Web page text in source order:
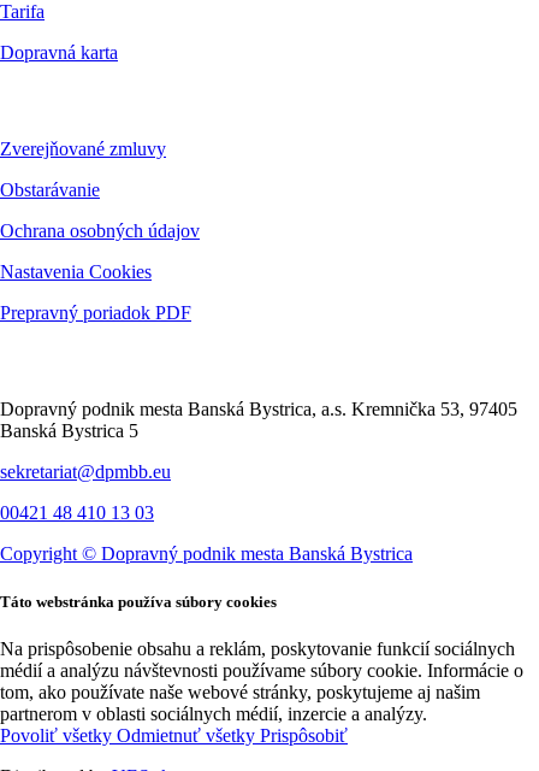
Tarifa
Dopravná karta
Zverejňované zmluvy
Obstarávanie
Ochrana osobných údajov
Nastavenia Cookies
Prepravný poriadok PDF
Dopravný podnik mesta Banská Bystrica, a.s. Kremnička 53, 97405
Banská Bystrica 5
sekretariat@dpmbb.eu
00421 48 410 13 03
Copyright © Dopravný podnik mesta Banská Bystrica
Táto webstránka používa súbory cookies
Na prispôsobenie obsahu a reklám, poskytovanie funkcií sociálnych
médií a analýzu návštevnosti používame súbory cookie. Informácie o
tom, ako používate naše webové stránky, poskytujeme aj našim
partnerom v oblasti sociálnych médií, inzercie a analýzy.
Povoliť všetky Odmietnuť všetky Prispôsobiť